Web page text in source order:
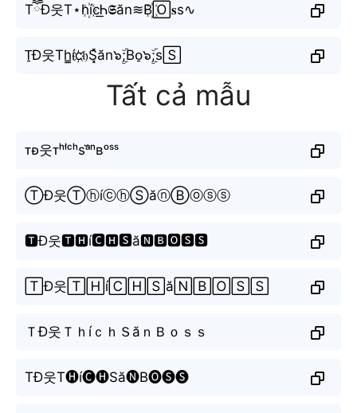
TཽĐ웃T⋆h꙰íc͟Ꮒ𝕾ăn≋B꙰🄾𝐬s∿
T̠Đ웃Th̳íc҉𝔥S͓̽ăn๖ۣۜ;Bo̠๖ۣۜ;s🅂
Tất cả mẫu
ᴛᴆ웃ᴛʰⁱ́ᶜʰsᵃ̆ⁿʙᵒˢˢ
ⓉĐ웃ⓉⓗíⓒⓗⓈăⓝⒷⓞⓢⓢ
🆃Đ웃🆃🅷í🅲🅷🆂ă🅽🅱🅾🆂🆂
🅃Đ웃🅃🄷í🄲🄷🅂ă🄽🄱🄾🅂🅂
ＴĐ웃ＴｈíｃｈＳăｎＢｏｓｓ
TĐ웃T🅗í🅒🅗Să🅝B🅞🅢🅢